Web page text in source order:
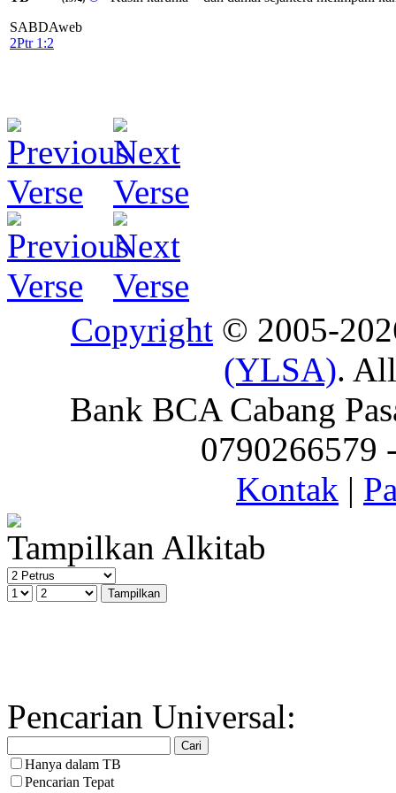
SABDAweb
2Ptr 1:2
Copyright © 2005-
(YLSA).
Bank BCA Cabang
0790266579
Kontak |
Tampilkan Alkitab
Pencarian Universal:
Hanya dalam TB
Pencarian Tepat